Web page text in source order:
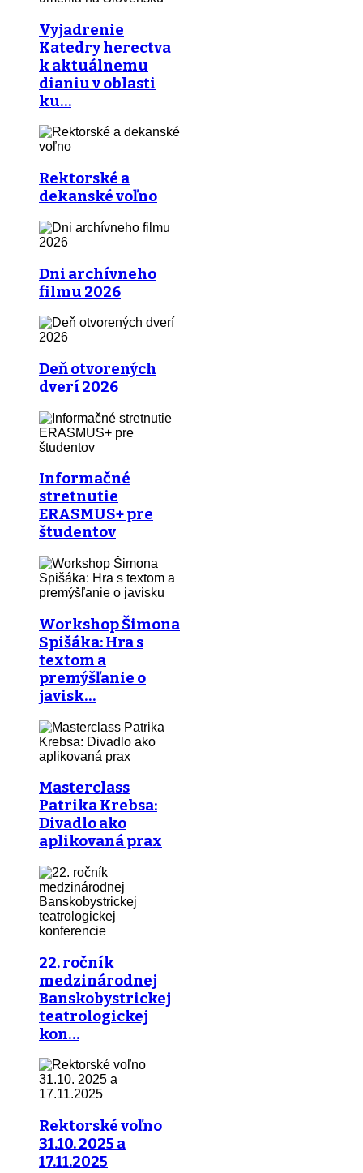
Vyjadrenie
Katedry herectva
k aktuálnemu
dianiu v oblasti
ku…
Rektorské a
dekanské voľno
Dni archívneho
filmu 2026
Deň otvorených
dverí 2026
Informačné
stretnutie
ERASMUS+ pre
študentov
Workshop Šimona
Spišáka: Hra s
textom a
premýšľanie o
javisk…
Masterclass
Patrika Krebsa:
Divadlo ako
aplikovaná prax
22. ročník
medzinárodnej
Banskobystrickej
teatrologickej
kon…
Rektorské voľno
31.10. 2025 a
17.11.2025